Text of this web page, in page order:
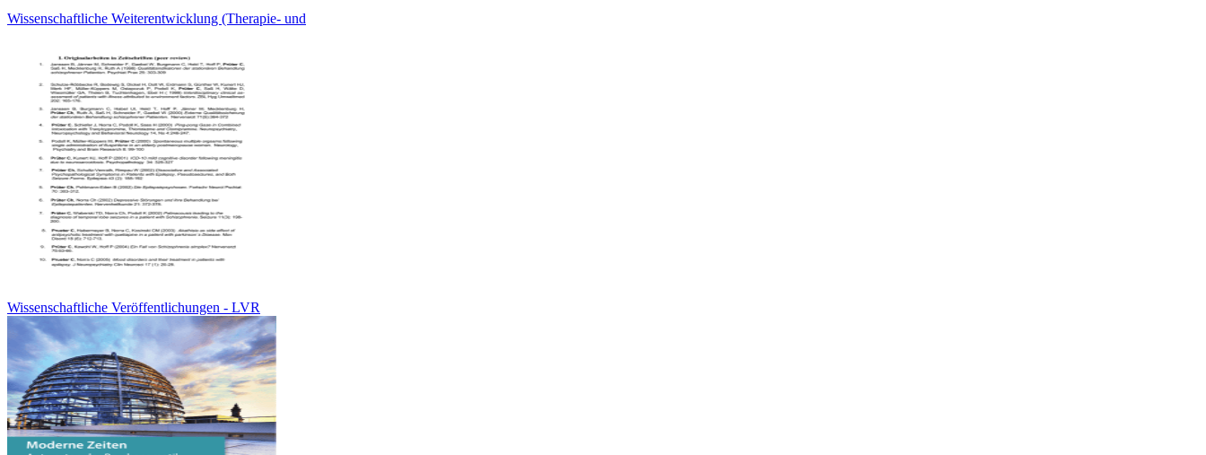
Wissenschaftliche Weiterentwicklung (Therapie- und
Wissenschaftliche Veröffentlichungen - LVR